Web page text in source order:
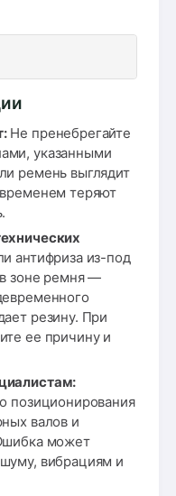
Не пренебрегайте
указанными
ремень выглядит
теряют
антифриза из-под
зоне ремня —
резину. При
ее причину и
позиционирования
валов и
может
вибрациям и